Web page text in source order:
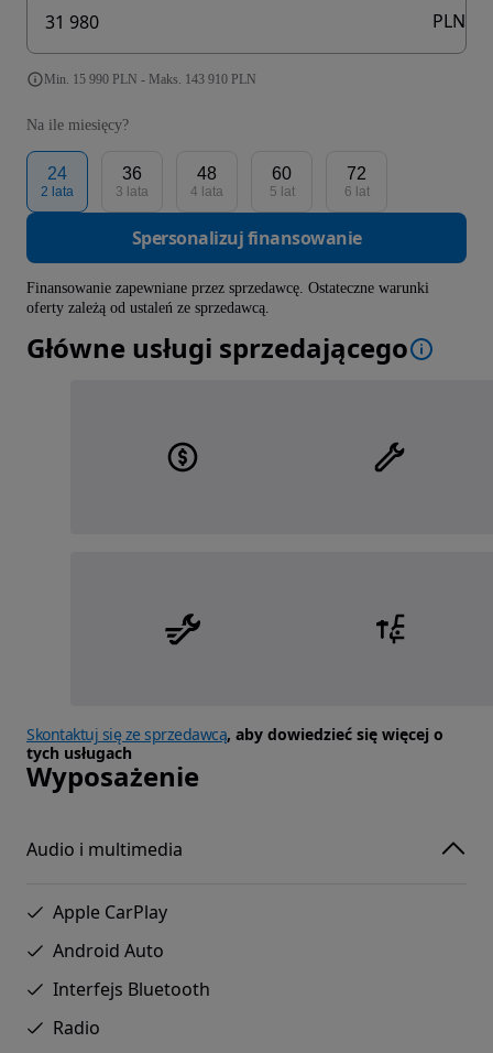
PLN
Min. 15 990 PLN - Maks. 143 910 PLN
Na ile miesięcy?
24
2 lata
36
3 lata
48
4 lata
60
5 lat
72
6 lat
Spersonalizuj finansowanie
Finansowanie zapewniane przez sprzedawcę. Ostateczne warunki
oferty zależą od ustaleń ze sprzedawcą.
Główne usługi sprzedającego
Skontaktuj się ze sprzedawcą, aby dowiedzieć się więcej o
tych usługach
Wyposażenie
Audio i multimedia
Apple CarPlay
Android Auto
Interfejs Bluetooth
Radio